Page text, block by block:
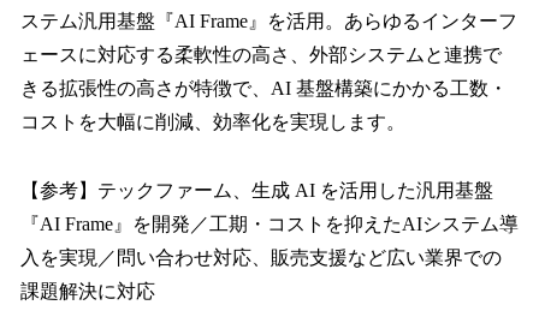
ステム汎用基盤『AI Frame』を活用。あらゆるインターフ
ェースに対応する柔軟性の高さ、外部システムと連携で
きる拡張性の高さが特徴で、AI 基盤構築にかかる工数・
コストを大幅に削減、効率化を実現します。
【参考】テックファーム、生成 AI を活用した汎用基盤
『AI Frame』を開発／工期・コストを抑えたAIシステム導
入を実現／問い合わせ対応、販売支援など広い業界での
課題解決に対応